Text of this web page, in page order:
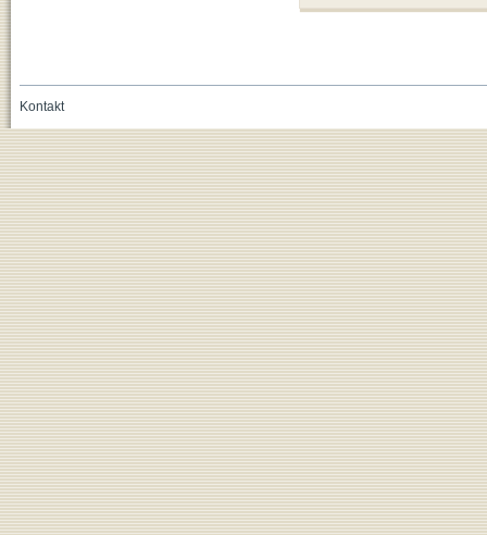
Kontakt